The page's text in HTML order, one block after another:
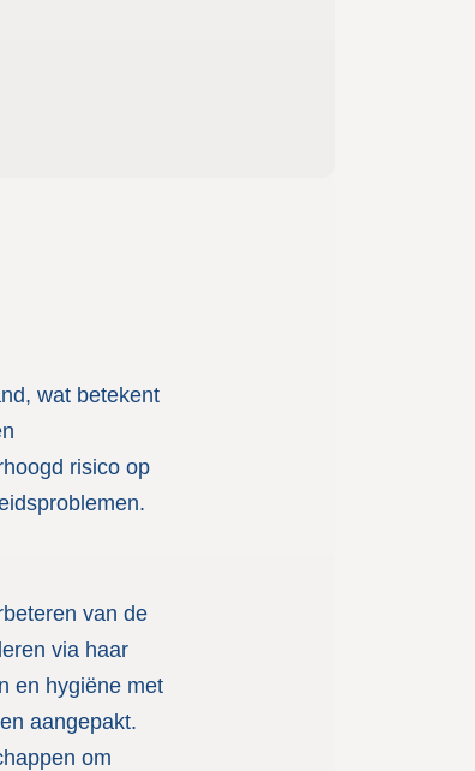
wat betekent
risico op
van de
via haar
en hygiëne met
aangepakt.
om